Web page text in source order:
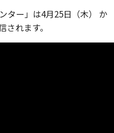
ター」は4月25日（木） か
れます。